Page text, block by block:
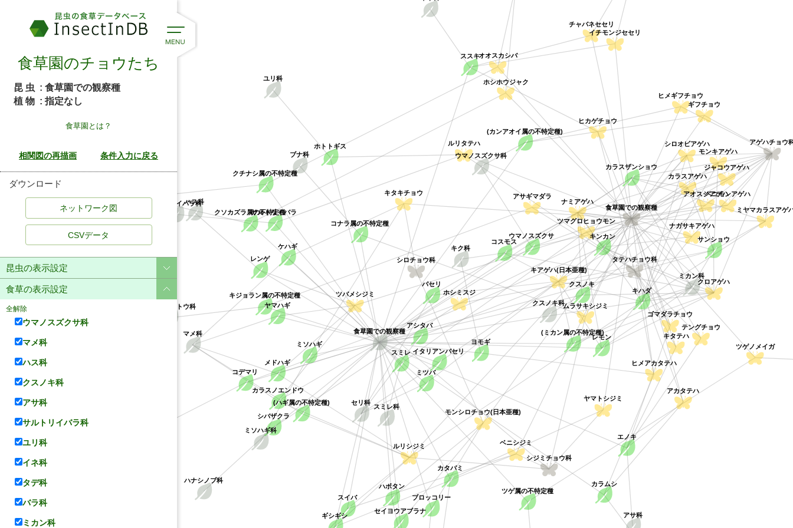
ウマノスズクサ科
ウマノスズクサ
アゲハチョウ
ジャコウアゲハ
マメ科
ヤマハギ
シジミチョウ科
ツバメシジミ
メドハギ
ハス科
レンゲ
カラスノエンドウ
クスノキ科
クスノキ
アオスジアゲハ
アサ科
エノキ
タテハチョウ科
ゴマダラチョウ
サルトリイバラ科
サルトリイバラ
ルリタテハ
ユリ科
ホトトギス
ススキ
ヒカゲチョウ
テングチョウ
(カンアオイ属の不特定種)
ギフチョウ
スイバ
ベニシジミ
ギシギシ
コデマリ
ホシミスジ
ベニモンアゲハ
カラスアゲハ
ミカン科
キハダ
カラスザンショウ
サンショウ
キンカン
モンキアゲハ
ミヤマカラスアゲ
(ミカン属の不特定種)
キアゲハ(日本亜種)
セリ科
アシタバ
レモン
キク科
コスモス
ミツバ
パセリ
イタリアンパセリ
ナガサキアゲハ
シロオビアゲハ
クロアゲハ
ナミアゲハ
イチモンジセセリ
チャバネセセリ
セイヨウアブラナ
シロチョウ科
モンシロチョウ(日本亜種)
ハボタン
ブロッコリー
キタテハ
カタバミ
ヤマトシジミ
ヨモギ
ヒメアカタテハ
カラムシ
アカタテハ
ミソハギ科
ミソハギ
キタキチョウ
ハナシノブ科
シバザクラ
スミレ科
スミレ
ツマグロヒョウモン
(ハギ属の不特定種)
ルリシジミ
ケハギ
ヒメギフチョウ
クチナシ属の不特定種
オオスカシバ
ツゲ属の不特定種
ツゲノメイガ
クソカズラ属の不特定種
ホシホウジャク
キョウチクトウ科
キジョラン属の不特定種
アサギマダラ
ブナ科
コナラ属の不特定種
ムラサキシジミ
食草園での観察種
食草園での観察種
食草園のチョウたち
昆 虫 : 食草園での観察種
植 物 : 指定なし
食草園とは？
ダウンロード
CSVデータ
昆虫の表示設定
食草の表示設定
全解除
ウマノスズクサ科
マメ科
ハス科
クスノキ科
アサ科
サルトリイバラ科
ユリ科
イネ科
タデ科
バラ科
ミカン科